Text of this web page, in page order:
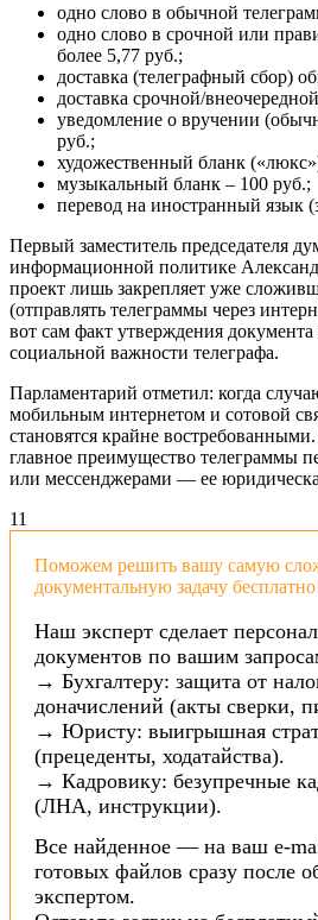
одно слово в обычной
одно слово в срочной или
более 5,77 руб.;
доставка (телеграфный сбор)
доставка срочной/
уведомление о вручении
руб.;
художественный бланк
музыкальный бланк – 100 руб.;
перевод на иностранный язык
Первый заместитель председателя
информационной политике
проект лишь закрепляет уже
(отправлять телеграммы через
вот сам факт утверждения
социальной важности телеграфа.
Парламентарий отметил: когда
мобильным интернетом и сотовой
становятся крайне
главное преимущество телеграммы
или мессенджерами — ее
11
Поможем решить вашу самую
документальную задачу
Наш эксперт сделает
документов по вашим
→ Бухгалтеру: защита от
доначислений (акты сверки,
→ Юристу: выигрышная
(прецеденты, ходатайства).
→ Кадровику: безупречные
(ЛНА, инструкции).
Все найденное — на ваш e-
готовых файлов сразу после
экспертом.